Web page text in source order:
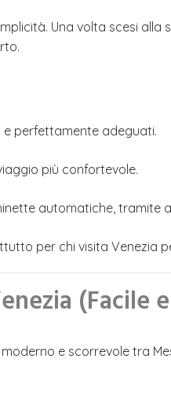
Una volta scesi
e perfettamente adeguati.
più confortevole.
automatiche, tramite
per chi visita Venezia
(Facile
e scorrevole tra